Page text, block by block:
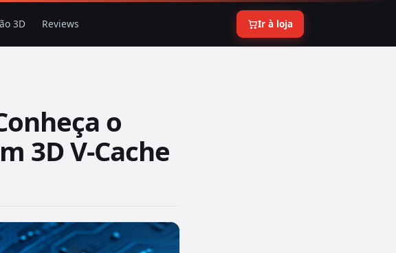
3D Reviews Ir à loja
o
3D V-Cache